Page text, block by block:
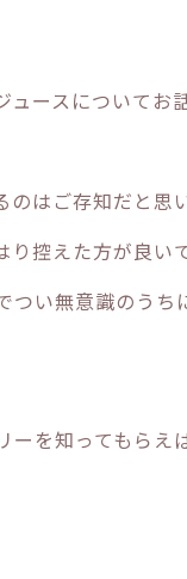
ースについてお話
のはご存知だと
控えた方が良い
つい無意識のう
ーを知ってもら